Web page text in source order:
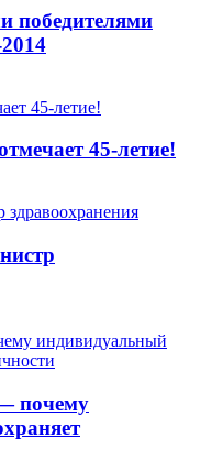
победителями
45-летие!
почему